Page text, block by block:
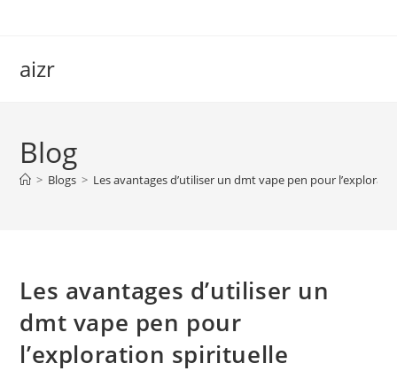
aizr
Blog
> Blogs > Les avantages d’utiliser un dmt vape pen pour
Les avantages d’utiliser un
dmt vape pen pour
l’exploration spirituelle